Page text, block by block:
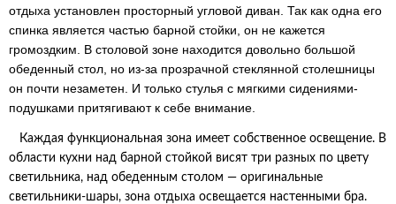
отдыха установлен просторный угловой диван. Так как одна его
спинка является частью барной стойки, он не кажется
громоздким. В столовой зоне находится довольно большой
обеденный стол, но из-за прозрачной стеклянной столешницы
он почти незаметен. И только стулья с мягкими сидениями-
подушками притягивают к себе внимание.
Каждая функциональная зона имеет собственное освещение. В
области кухни над барной стойкой висят три разных по цвету
светильника, над обеденным столом — оригинальные
светильники-шары, зона отдыха освещается настенными бра.